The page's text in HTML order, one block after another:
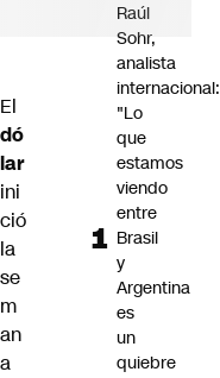
El
dó
lar
ini
ció
la
se
m
an
a
Raúl
Sohr,
analista
internacional:
"Lo
que
estamos
viendo
entre
Brasil
y
Argentina
es
un
quiebre